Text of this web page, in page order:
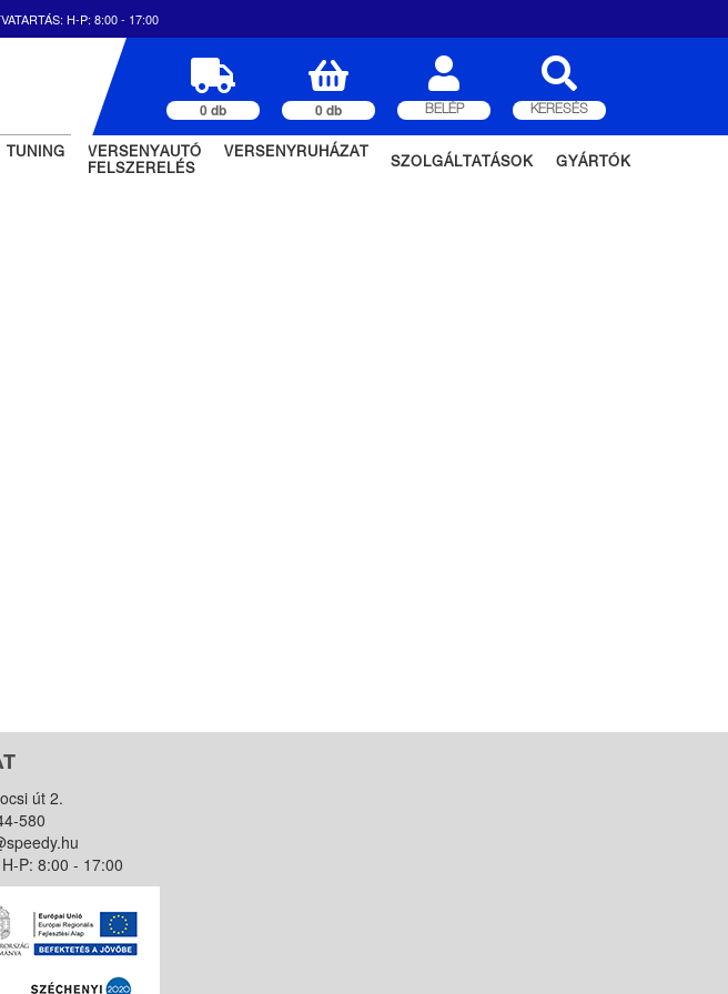
H-P: 8:00 - 17:00
0 db 0 db BELÉP KERESÉS
TUNING
VERSENYAUTÓ
FELSZERELÉS
VERSENYRUHÁZAT
SZOLGÁLTATÁSOK GYÁRTÓK
út 2.
580
P: 8:00 - 17:00